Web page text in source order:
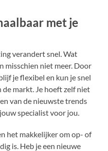
met je
verandert snel. Wat
misschien niet meer. Door
je flexibel en kun je snel
markt. Je hoeft zelf niet
van de nieuwste trends
specialist voor jou.
het makkelijker om op- of
is. Heb je een nieuwe